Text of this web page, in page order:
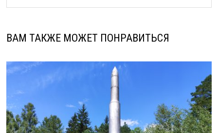
ВАМ ТАКЖЕ МОЖЕТ ПОНРАВИТЬСЯ